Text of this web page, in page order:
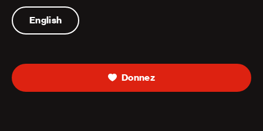
English
Donnez